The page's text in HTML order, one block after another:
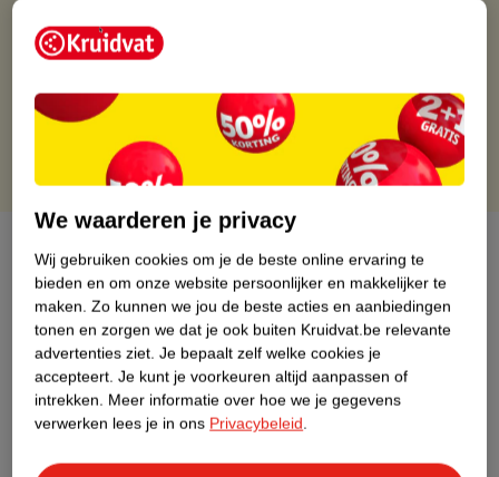
Gratis thuisbezorgd vanaf 50.00
Gratis punten met je Kruidvat kaart
Over dit product
Productinformatie
Etiketinformatie
Nature Impact Score
Dit product heeft (nog) geen Nature
We waarderen je privacy
Wij gebruiken cookies om je de beste online ervaring te
bieden en om onze website persoonlijker en makkelijker te
maken. Zo kunnen we jou de beste acties en aanbiedingen
tonen en zorgen we dat je ook buiten Kruidvat.be relevante
advertenties ziet. Je bepaalt zelf welke cookies je
accepteert. Je kunt je voorkeuren altijd aanpassen of
intrekken. Meer informatie over hoe we je gegevens
verwerken lees je in ons Privacybeleid.